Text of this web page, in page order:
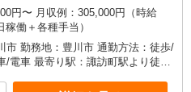
円〜 月収例：305,000円（時給
働＋各種手当）
市 勤務地：豊川市 通勤方法：徒歩/
/電車 最寄り駅：諏訪町駅より徒歩